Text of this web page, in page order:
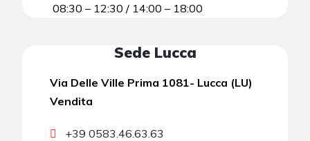
08:30 – 12:30 / 14:00 – 18:00
Sede Lucca
Via Delle Ville Prima 1081- Lucca (LU)
Vendita
+39 0583.46.63.63